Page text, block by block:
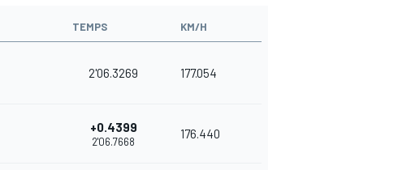
TEMPS KM/H
2'06.3269 177.054
+0.4399
2'06.7668
176.440